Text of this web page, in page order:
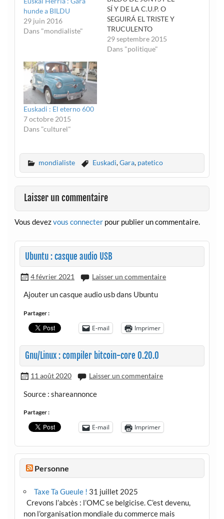
hunde a BILDU
29 juin 2016
Dans "mondialiste"
SÍ Y DE LA C.U.P. O
SEGUIRÁ EL TRISTE Y
TRUCULENTO
TRAZADO DEL
TROTSKISMO? Los
monaguillos…
29 septembre 2015
Dans "politique"
Euskadi : El eterno 600
7 octobre 2015
Dans "culturel"
mondialiste Euskadi,Gara, patetico
Laisser un commentaire
Vous devezvous connecterpour publier un commentaire.
Ubuntu : casque audio USB
4 février 2021 Laisser un commentaire
Ajouter un casque audio usb dans Ubuntu
Partager :
E-mail Imprimer
Gnu/Linux : compiler bitcoin-core 0.20.0
11 août 2020 Laisser un commentaire
Source : shareannonce
Partager :
E-mail Imprimer
Personne
Taxe Ta Gueule ! 31 juillet 2025
Crevons l’abcès : l’OMC se belgicise. C’est devenu,
non l’organisation mondiale du commerce mais